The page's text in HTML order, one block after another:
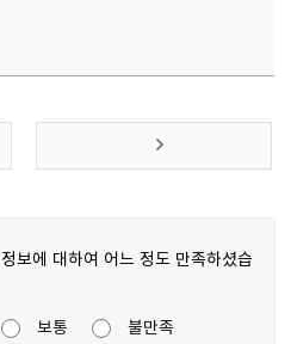
보에 대하여 어느 정도 만족하셨습
보통
불만족